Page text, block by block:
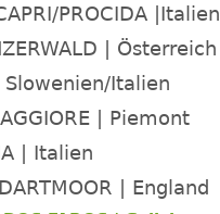
PROCIDA |Italien
| Österreich
Slowenien/Italien
| Piemont
| Italien
| England